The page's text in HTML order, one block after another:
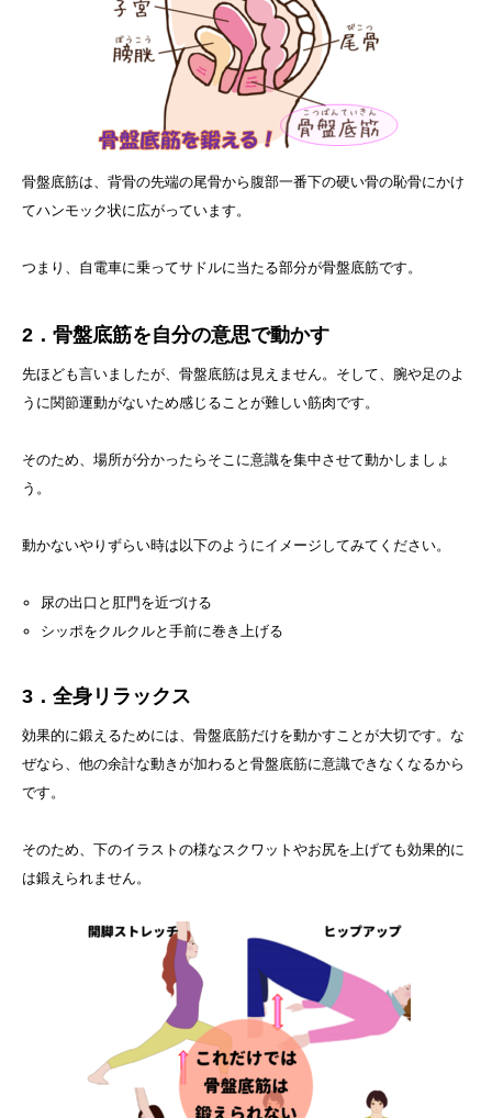
骨盤底筋は、背骨の先端の尾骨から腹部一番下の硬い骨の恥骨にかけ
てハンモック状に広がっています。
つまり、自電車に乗ってサドルに当たる部分が骨盤底筋です。
2．骨盤底筋を自分の意思で動かす
先ほども言いましたが、骨盤底筋は見えません。そして、腕や足のよ
うに関節運動がないため感じることが難しい筋肉です。
そのため、場所が分かったらそこに意識を集中させて動かしましょ
う。
動かないやりずらい時は以下のようにイメージしてみてください。
尿の出口と肛門を近づける
シッポをクルクルと手前に巻き上げる
3．全身リラックス
効果的に鍛えるためには、骨盤底筋だけを動かすことが大切です。な
ぜなら、他の余計な動きが加わると骨盤底筋に意識できなくなるから
です。
そのため、下のイラストの様なスクワットやお尻を上げても効果的に
は鍛えられません。